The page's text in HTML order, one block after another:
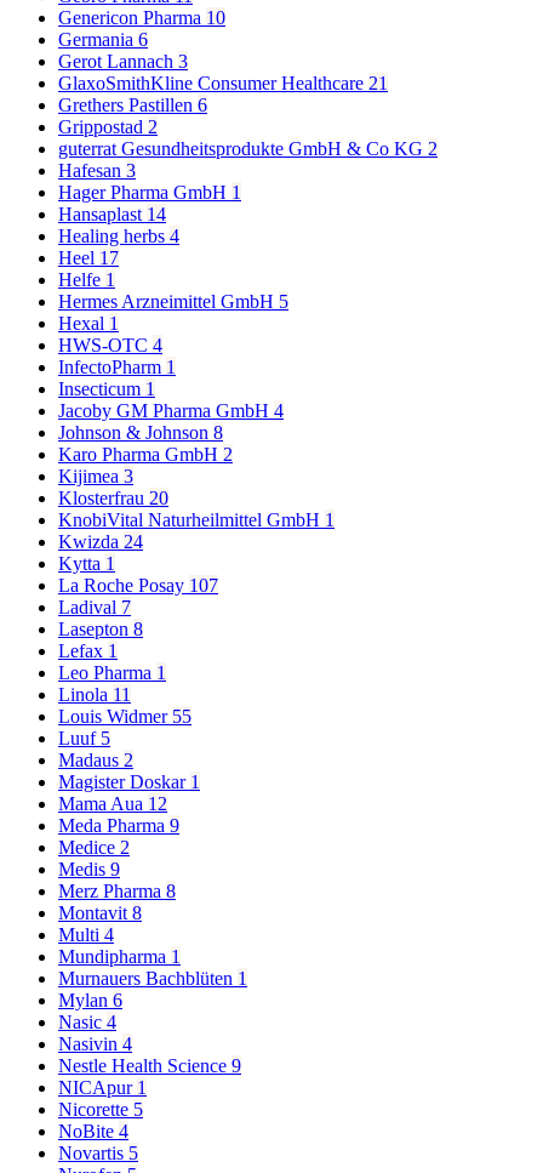
Genericon Pharma 10
Germania 6
Gerot Lannach 3
GlaxoSmithKline Consumer Healthcare 21
Grethers Pastillen 6
Grippostad 2
guterrat Gesundheitsprodukte GmbH & Co KG 2
Hafesan 3
Hager Pharma GmbH 1
Hansaplast 14
Healing herbs 4
Heel 17
Helfe 1
Hermes Arzneimittel GmbH 5
Hexal 1
HWS-OTC 4
InfectoPharm 1
Insecticum 1
Jacoby GM Pharma GmbH 4
Johnson & Johnson 8
Karo Pharma GmbH 2
Kijimea 3
Klosterfrau 20
KnobiVital Naturheilmittel GmbH 1
Kwizda 24
Kytta 1
La Roche Posay 107
Ladival 7
Lasepton 8
Lefax 1
Leo Pharma 1
Linola 11
Louis Widmer 55
Luuf 5
Madaus 2
Magister Doskar 1
Mama Aua 12
Meda Pharma 9
Medice 2
Medis 9
Merz Pharma 8
Montavit 8
Multi 4
Mundipharma 1
Murnauers Bachblüten 1
Mylan 6
Nasic 4
Nasivin 4
Nestle Health Science 9
NICApur 1
Nicorette 5
NoBite 4
Novartis 5